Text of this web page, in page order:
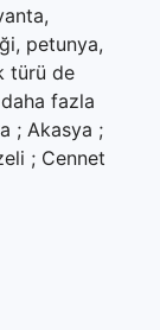
petunya,
türü de
fazla
; Akasya ;
; Cennet